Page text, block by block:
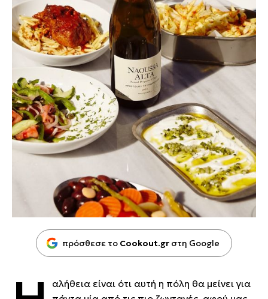
πρόσθεσε το Cookout.gr στη Google
αλήθεια είναι ότι αυτή η πόλη θα μείνει για